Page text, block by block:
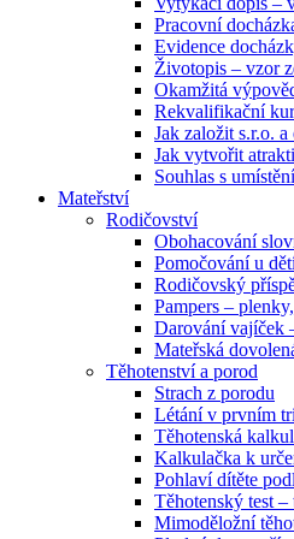
Pracovní
Evidence
Životopis – vzor
Okamžitá
Rekvalifikační
Jak založit s.r.o.
Jak vytvořit
Souhlas s
Mateřství
Rodičovství
Obohacování
Pomočování u
Rodičovský
Pampers –
Darování vajíček
Mateřská
Těhotenství a porod
Strach z porodu
Létání v prvním
Těhotenská
Kalkulačka k
Pohlaví dítěte
Těhotenský test
Mimoděložní